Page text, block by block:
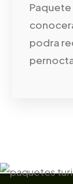
Paquete
podra